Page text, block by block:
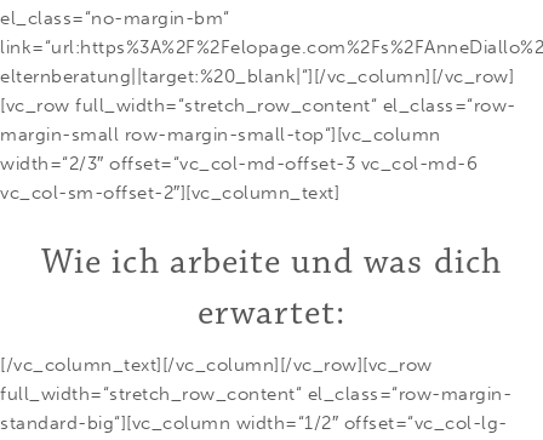
el_class=“no-margin-bm“
elternberatung||target:%20_blank|“][/vc_column][/vc_row]
[vc_row full_width=“stretch_row_content“ el_class=“row-
margin-small row-margin-small-top“][vc_column
width=“2/3″ offset=“vc_col-md-offset-3 vc_col-md-6
vc_col-sm-offset-2″][vc_column_text]
Wie ich arbeite und was dich
erwartet:
[/vc_column_text][/vc_column][/vc_row][vc_row
full_width=“stretch_row_content“ el_class=“row-margin-
standard-big“][vc_column width=“1/2″ offset=“vc_col-lg-